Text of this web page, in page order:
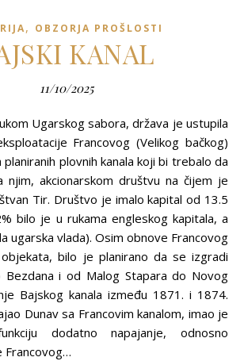
, OBZORJA PROŠLOSTI
KANAL
11/10/2025
Francovog (Velikog bačkog)
planiranih plovnih kanala koji bi trebalo da
njim, akcionarskom društvu na čijem je
Tir. Društvo je imalo kapital od 13.5
bilo je u rukama engleskog kapitala, a
ugarska vlada). Osim obnove Francovog
bilo je planirano da se izgradi
Bezdana i od Malog Stapara do Novog
Bajskog kanala između 1871. i 1874.
Dunav sa Francovim kanalom, imao je
dodatno napajanje, odnosno
Francovog…